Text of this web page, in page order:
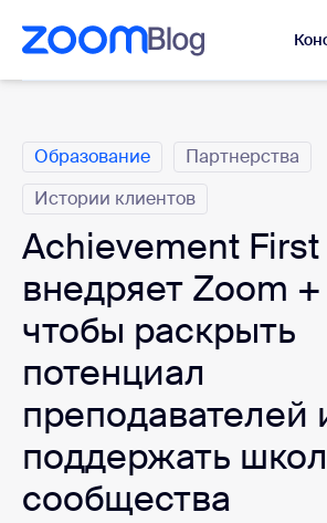
содержанию
в чат помощи
Образование
Партнерства
Истории клиентов
Achievement First
внедряет Zoom
чтобы раскрыть
потенциал
преподавателей
поддержать
сообщества